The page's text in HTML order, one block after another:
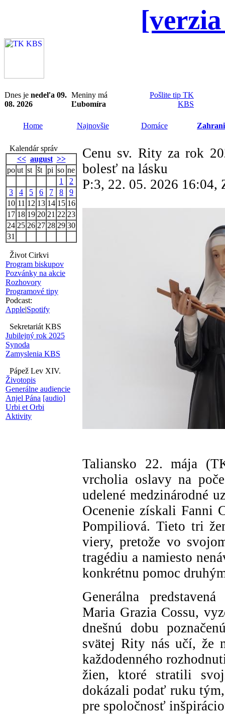
Dnes je nedeľa 09.
08. 2026
Meniny má
Ľubomíra
Pošlite tip TK
KBS
Home Najnovšie Domáce
Kalendár správ
<< august >>
po ut st št pi so ne
1
2
3
4 5 6 7 8
9
10 11 12 13 14 15 16
17 18 19 20 21 22 23
24 25 26 27 28 29 30
31
Život Cirkvi
Program biskupov
Pozvánky na akcie
Rozhovory
Programové tipy
Podcast:
Apple|Spotify
Sekretariát KBS
Jubilejný rok 2025
Synoda
Zamyslenia KBS
Pápež Lev XIV.
Životopis
Generálne audiencie
Anjel Pána [audio]
Urbi et Orbi
Aktivity
Cenu sv. Rity za rok
bolesť na lásku
P:3, 22. 05. 2026 16:04,
Taliansko 22. mája
vrcholia oslavy na
udelené medzinárodné
Ocenenie získali Fanni
Pompiliová. Tieto tri
viery, pretože vo
tragédiu a namiesto
konkrétnu pomoc
Generálna
Maria Grazia Cossu,
dnešnú dobu
svätej Rity nás učí, že
každodenného
žien, ktoré stratili
dokázali podať ruku
pre spoločnosť